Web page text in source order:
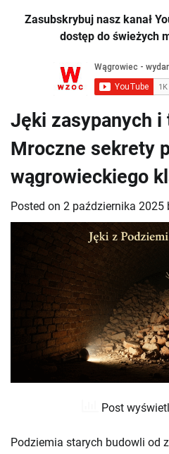
Zasubskrybuj nasz kanał
dostęp do świeżych
Jęki zasypanych i
Mroczne sekrety
wągrowieckiego
Posted on 2 października 2025
Post
Podziemia starych budowli od